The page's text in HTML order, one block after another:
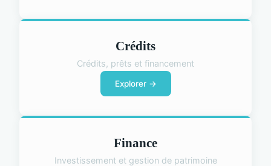
Crédits
Crédits, prêts et financement
Explorer →
Finance
Investissement et gestion de patrimoine